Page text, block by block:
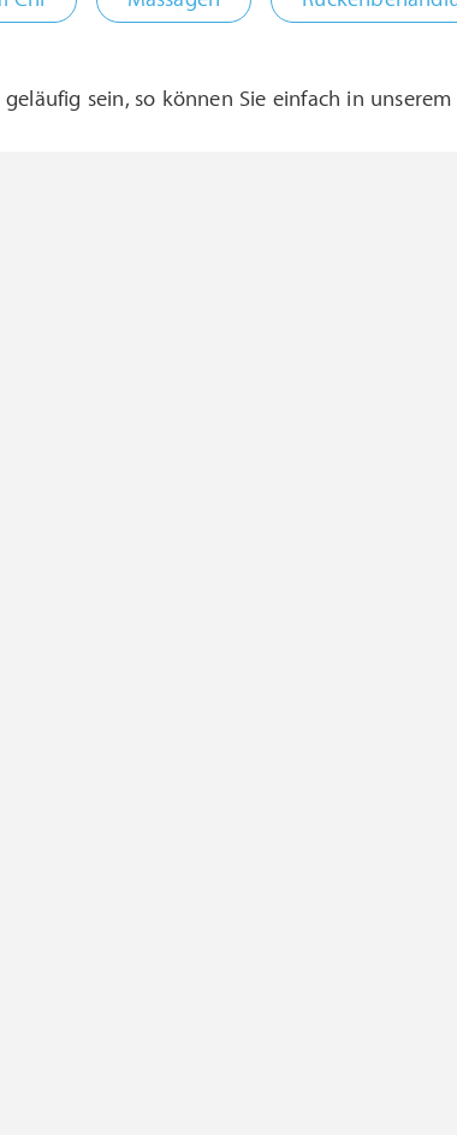
sein, so können Sie einfach in unserem